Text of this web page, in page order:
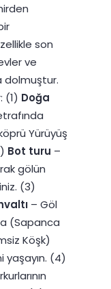
son
ve
dolmuştur.
(1) Doğa
Yürüyüş
Bot turu –
gölün
(3)
– Göl
(Sapanca
Köşk)
yaşayın. (4)